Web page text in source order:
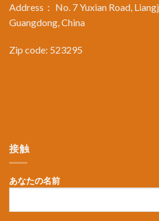
Address： No. 7 Yuxian Road,
Guangdong, China
Zip code: 523295
接触
あなたの名前